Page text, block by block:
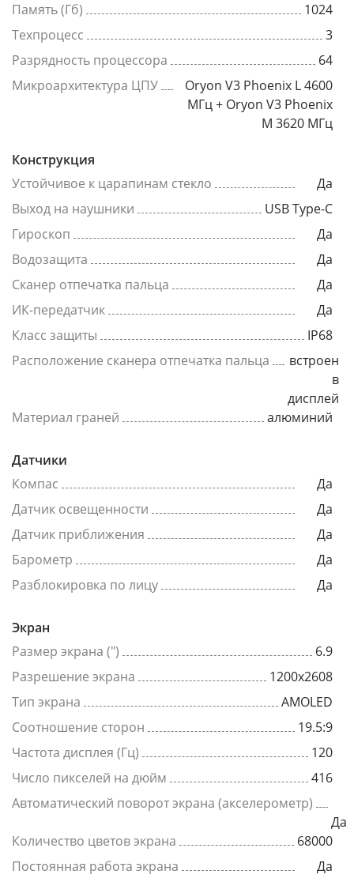
Память (Гб)
1024
Техпроцесс
3
Разрядность процессора
64
Микроархитектура ЦПУ
Oryon V3 Phoenix L 4600
МГц + Oryon V3 Phoenix
M 3620 МГц
Конструкция
Устойчивое к царапинам стекло
Да
Выход на наушники
USB Type-C
Гироскоп
Да
Водозащита
Да
Сканер отпечатка пальца
Да
ИК-передатчик
Да
Класс защиты
IP68
Расположение сканера отпечатка пальца
встроен
в
дисплей
Материал граней
алюминий
Датчики
Компас
Да
Датчик освещенности
Да
Датчик приближения
Да
Барометр
Да
Разблокировка по лицу
Да
Экран
Размер экрана (")
6.9
Разрешение экрана
1200x2608
Тип экрана
AMOLED
Соотношение сторон
19.5:9
Частота дисплея (Гц)
120
Число пикселей на дюйм
416
Автоматический поворот экрана (акселерометр)
Да
Количество цветов экрана
68000
Постоянная работа экрана
Да